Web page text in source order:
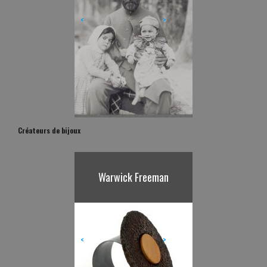
< >
Créateurs de bijoux
Karl Fritsch
< >